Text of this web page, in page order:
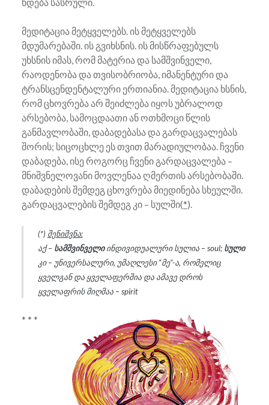
მედიტაცია მეტყველებს. ის მეტყველებს
მდუმარებაში. ის გვიხსნის. ის მისწრაფებულს
უხსნის იმას, რომ მატერია და სამშვინველი,
რაოდენობა და თვისობრიობა, იმანენტური და
ტრანსცენდენტალური ერთიანია. მედიტაცია ხსნის,
რომ ცხოვრება არ შეიძლება იყოს უბრალოდ
არსებობა, სამოცდაათი ან ოთხმოცი წლის
განმავლობაში, დაბადებასა და გარდაცვალებას
შორის; სიცოცხლე ეს თვით მარადიულობაა. ჩვენი
დაბადება, ისე როგორც ჩვენი გარდაცვალება –
მნიშვნელოვანი მოვლენაა ღმერთის არსებობაში.
დაბადების შემდეგ ცხოვრება მიედინება სხეულში.
გარდაცვალების შემდეგ კი – სულში(*).
(*) შენიშვნა:
აქ – სამშვინველიინდივიდუალური სულია – soul; სული
კი – უნივერსალური, უმაღლესი “მე”-ა, რომელიც
ყველგან და ყველაფერშია და ამავე დროს
ყველაფრის მიღმაა – spirit
* * *